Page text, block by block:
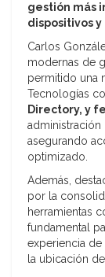
gestión más
dispositivos
Carlos
modernas de
permitido una
Tecnologías
Directory, y
administración
asegurando
optimizado.
Además,
por la
herramientas
fundamental
experiencia de
la ubicación